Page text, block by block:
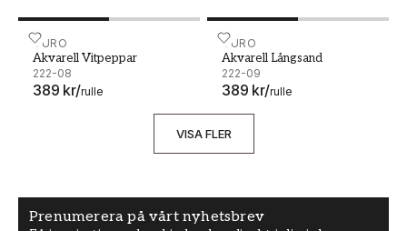
DURO
Akvarell Vitpeppar
222-08
389 kr/rulle
Akvarell Vitpeppar - 222-08DURO
Akvarell Långsand
222-09
389 kr/rulle
Akvarell Långsand - 222-
VISA FLER
Prenumerera på vårt nyhetsbrev